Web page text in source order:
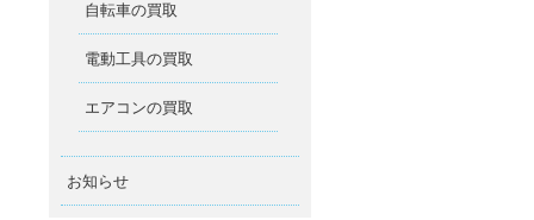
自転車の買取
電動工具の買取
エアコンの買取
お知らせ